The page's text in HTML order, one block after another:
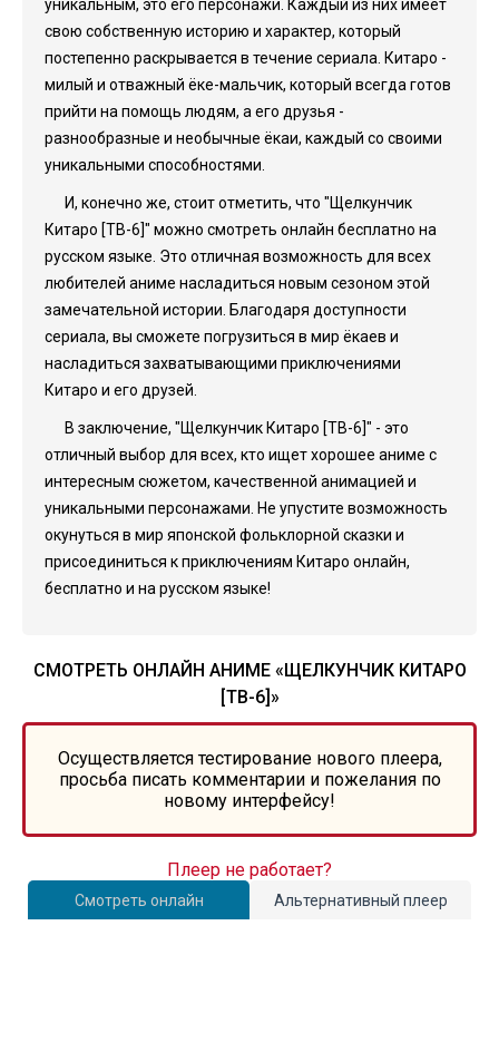
уникальным, это его персонажи. Каждый из них имеет
свою собственную историю и характер, который
постепенно раскрывается в течение сериала. Китаро -
милый и отважный ёке-мальчик, который всегда готов
прийти на помощь людям, а его друзья -
разнообразные и необычные ёкаи, каждый со своими
уникальными способностями.
И, конечно же, стоит отметить, что "Щелкунчик
Китаро [ТВ-6]" можно смотреть онлайн бесплатно на
русском языке. Это отличная возможность для всех
любителей аниме насладиться новым сезоном этой
замечательной истории. Благодаря доступности
сериала, вы сможете погрузиться в мир ёкаев и
насладиться захватывающими приключениями
Китаро и его друзей.
В заключение, "Щелкунчик Китаро [ТВ-6]" - это
отличный выбор для всех, кто ищет хорошее аниме с
интересным сюжетом, качественной анимацией и
уникальными персонажами. Не упустите возможность
окунуться в мир японской фольклорной сказки и
присоединиться к приключениям Китаро онлайн,
бесплатно и на русском языке!
СМОТРЕТЬ ОНЛАЙН АНИМЕ «ЩЕЛКУНЧИК КИТАРО
[ТВ-6]»
Осуществляется тестирование нового плеера,
просьба писать комментарии и пожелания по
новому интерфейсу!
Смотреть онлайн Альтернативный плеер
Плеер не работает?